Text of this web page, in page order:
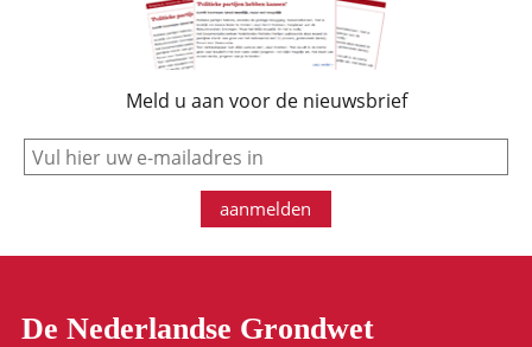
Meld u aan voor de nieuwsbrief
e-mail
aanmelden
De Nederlandse Grondwet